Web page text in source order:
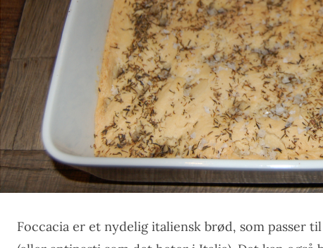
Foccacia er et nydelig italiensk brød, som passer